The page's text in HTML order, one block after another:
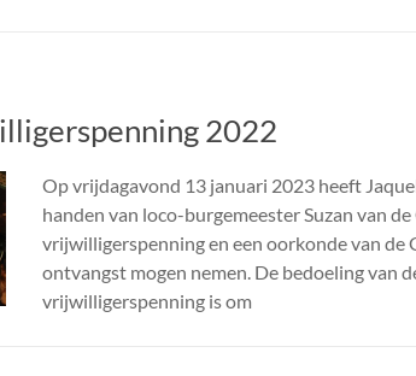
2022
Op vrijdagavond 13 januari 2023 heeft
handen van loco-burgemeester Suzan van
vrijwilligerspenning en een oorkonde van de
ontvangst mogen nemen. De bedoeling van
vrijwilligerspenning is om